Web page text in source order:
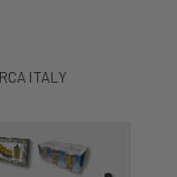
ITALY